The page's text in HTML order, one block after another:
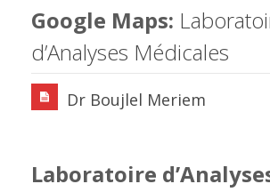
Google Maps:
d’Analyses Médicales
Dr Boujlel Meriem
Laboratoire